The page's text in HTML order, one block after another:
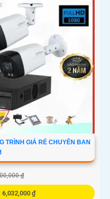
TRÌNH GIÁ RẺ CHUYÊN BAN
₫
6,032,000 ₫